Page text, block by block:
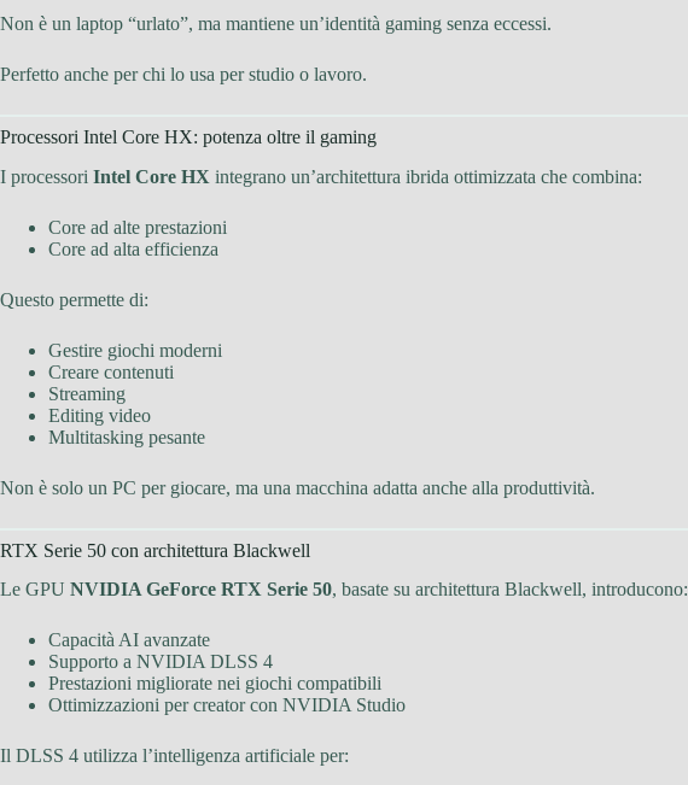
Non è un laptop “urlato”, ma mantiene un’identità gaming senza eccessi.
Perfetto anche per chi lo usa per studio o lavoro.
Processori Intel Core HX: potenza oltre il gaming
I processori Intel Core HX integrano un’architettura ibrida ottimizzata che combina:
Core ad alte prestazioni
Core ad alta efficienza
Questo permette di:
Gestire giochi moderni
Creare contenuti
Streaming
Editing video
Multitasking pesante
Non è solo un PC per giocare, ma una macchina adatta anche alla produttività.
RTX Serie 50 con architettura Blackwell
Le GPU NVIDIA GeForce RTX Serie 50, basate su architettura Blackwell, introducono:
Capacità AI avanzate
Supporto a NVIDIA DLSS 4
Prestazioni migliorate nei giochi compatibili
Ottimizzazioni per creator con NVIDIA Studio
Il DLSS 4 utilizza l’intelligenza artificiale per: